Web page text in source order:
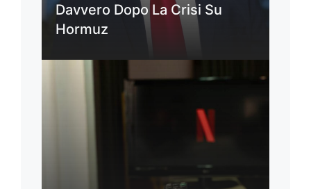
Davvero Dopo La Crisi Su
Hormuz